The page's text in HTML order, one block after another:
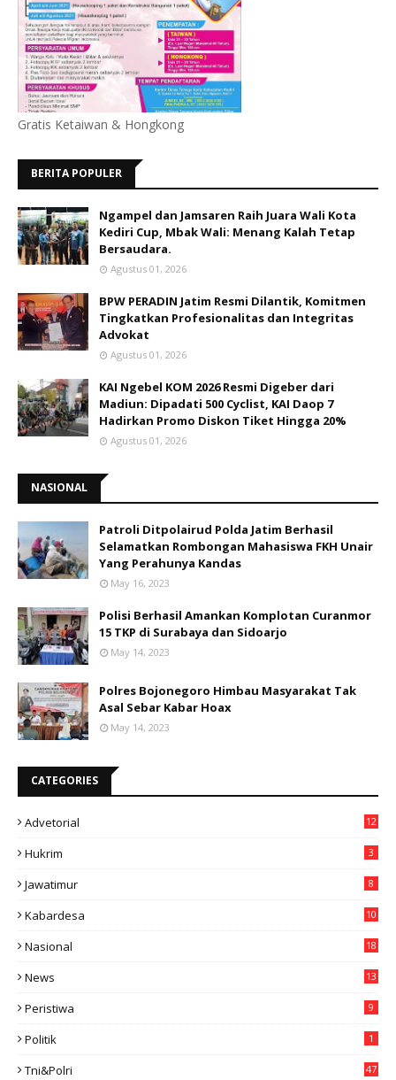
Gratis Ketaiwan & Hongkong
BERITA POPULER
Ngampel dan Jamsaren Raih Juara Wali Kota
Kediri Cup, Mbak Wali: Menang Kalah Tetap
Bersaudara.
Agustus 01, 2026
BPW PERADIN Jatim Resmi Dilantik, Komitmen
Tingkatkan Profesionalitas dan Integritas
Advokat
Agustus 01, 2026
KAI Ngebel KOM 2026 Resmi Digeber dari
Madiun: Dipadati 500 Cyclist, KAI Daop 7
Hadirkan Promo Diskon Tiket Hingga 20%
Agustus 01, 2026
NASIONAL
Patroli Ditpolairud Polda Jatim Berhasil
Selamatkan Rombongan Mahasiswa FKH Unair
Yang Perahunya Kandas
May 16, 2023
Polisi Berhasil Amankan Komplotan Curanmor
15 TKP di Surabaya dan Sidoarjo
May 14, 2023
Polres Bojonegoro Himbau Masyarakat Tak
Asal Sebar Kabar Hoax
May 14, 2023
CATEGORIES
Advetorial 12
Hukrim 3
Jawatimur 8
Kabardesa
10
Nasional
18
News
13
Peristiwa 9
Politik 1
Tni&polri 47